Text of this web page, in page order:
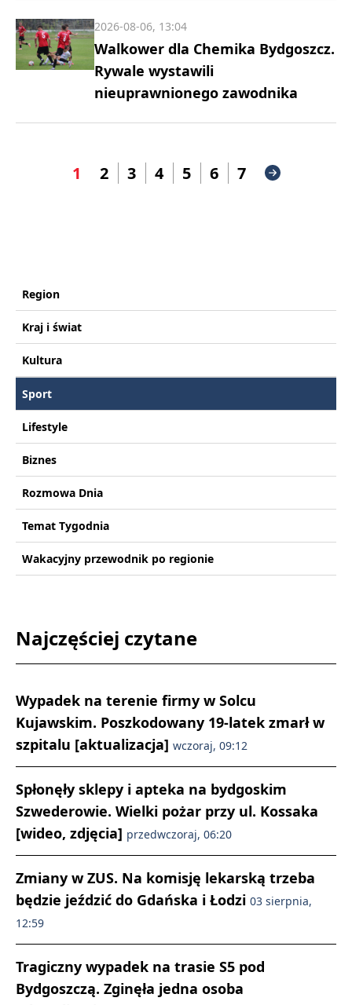
Walkower dla Chemika Bydgoszcz.
Rywale wystawili
nieuprawnionego zawodnika
2026-08-06, 13:04
1 2 3 4 5 6 7
Region
Kraj i świat
Kultura
Sport
Lifestyle
Biznes
Rozmowa Dnia
Temat Tygodnia
Wakacyjny przewodnik po regionie
Najczęściej czytane
Wypadek na terenie firmy w Solcu
Kujawskim. Poszkodowany 19-latek zmarł w
szpitalu [aktualizacja] wczoraj, 09:12
Spłonęły sklepy i apteka na bydgoskim
Szwederowie. Wielki pożar przy ul. Kossaka
[wideo, zdjęcia] przedwczoraj, 06:20
Zmiany w ZUS. Na komisję lekarską trzeba
będzie jeździć do Gdańska i Łodzi 03 sierpnia,
12:59
Tragiczny wypadek na trasie S5 pod
Bydgoszczą. Zginęła jedna osoba